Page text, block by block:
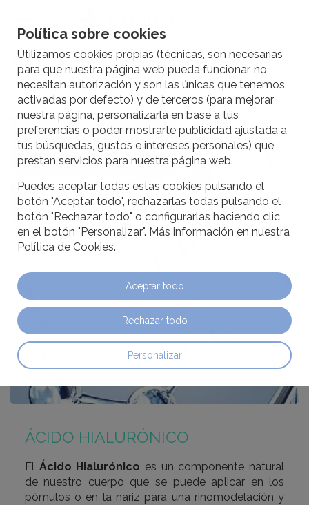
Ácido Hialurónico
MEDICINA ESTÉTICA Ácido Hialurónico
ÁCIDO HIALURÓNICO
El Ácido Hialurónico es un componente natural
de nuestro cuerpo que se puede aplicar en los
pómulos o en la nariz para una rinomodelación y
Política sobre cookies
Utilizamos cookies propias (técnicas, son necesarias
para que nuestra página web pueda funcionar, no
necesitan autorización y son las únicas que tenemos
activadas por defecto) y de terceros (para mejorar
nuestra página, personalizarla en base a tus
preferencias o poder mostrarte publicidad ajustada a
tus búsquedas, gustos e intereses personales) que
prestan servicios para nuestra página web.
Puedes aceptar todas estas cookies pulsando el
botón "Aceptar todo", rechazarlas todas pulsando el
botón "Rechazar todo" o configurarlas haciendo clic
en el botón "Personalizar". Más información en nuestra
Política de Cookies.
Personalizar
Rechazar todo
Aceptar todo